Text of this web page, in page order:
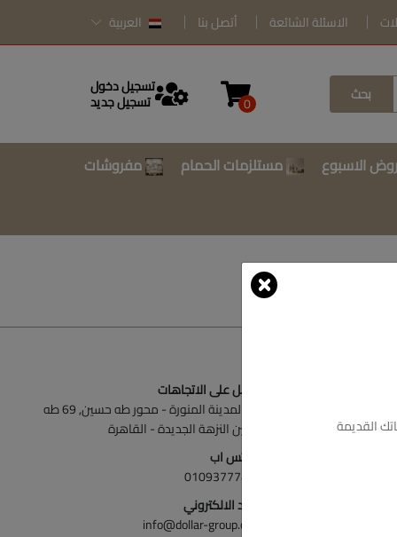
الاسئلة الشائعة أتصل بنا العربية
بحث 0
تسجيل دخول
تسجيل جديد
الاسبوع مستلزمات الحمام
مفروشات
أحصل على الاتجاهات
ش المدينة المنورة - محور طه حسين, 69 طه
حسين النزهة الجديدة - القاهرة
الواتس اب
01093777446
البريد الالكتروني
info@dollar-group.com
القديمة